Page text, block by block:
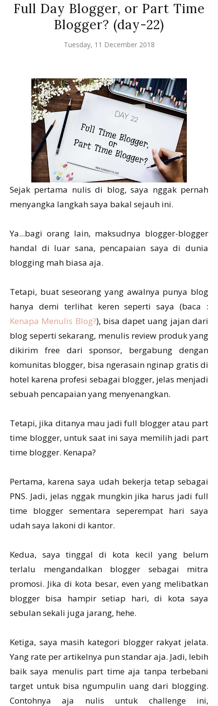
Full Day Blogger, or Part Time
Blogger? (day-22)
Tuesday, 11 December 2018
Sejak pertama nulis di blog, saya nggak pernah
menyangka langkah saya bakal sejauh ini.
Ya...bagi orang lain, maksudnya blogger-blogger
handal di luar sana, pencapaian saya di dunia
blogging mah biasa aja.
Tetapi, buat seseorang yang awalnya punya blog
hanya demi terlihat keren seperti saya (baca :
Kenapa Menulis Blog?), bisa dapet uang jajan dari
blog seperti sekarang, menulis review produk yang
dikirim free dari sponsor, bergabung dengan
komunitas blogger, bisa ngerasain nginap gratis di
hotel karena profesi sebagai blogger, jelas menjadi
sebuah pencapaian yang menyenangkan.
Tetapi, jika ditanya mau jadi full blogger atau part
time blogger, untuk saat ini saya memilih jadi part
time blogger. Kenapa?
Pertama, karena saya udah bekerja tetap sebagai
PNS. Jadi, jelas nggak mungkin jika harus jadi full
time blogger sementara seperempat hari saya
udah saya lakoni di kantor.
Kedua, saya tinggal di kota kecil yang belum
terlalu mengandalkan blogger sebagai mitra
promosi. Jika di kota besar, even yang melibatkan
blogger bisa hampir setiap hari, di kota saya
sebulan sekali juga jarang, hehe.
Ketiga, saya masih kategori blogger rakyat jelata.
Yang rate per artikelnya pun standar aja. Jadi, lebih
baik saya menulis part time aja tanpa terbebani
target untuk bisa ngumpulin uang dari blogging.
Contohnya aja nulis untuk challenge ini,